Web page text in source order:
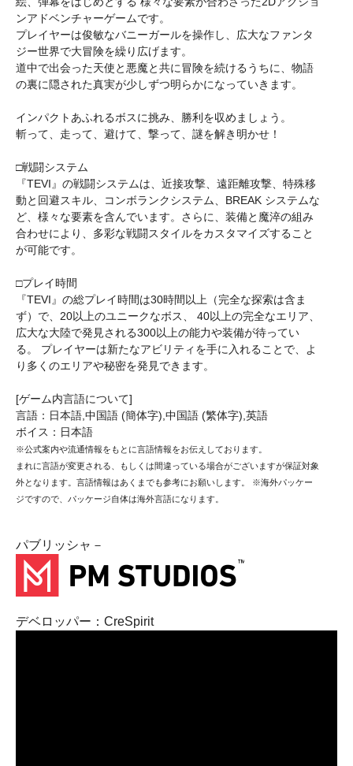
ンアドベンチャーゲームです。
プレイヤーは俊敏なバニーガールを操作し、広大なファンタ
ジー世界で大冒険を繰り広げます。
道中で出会った天使と悪魔と共に冒険を続けるうちに、物語
の裏に隠された真実が少しずつ明らかになっていきます。
インパクトあふれるボスに挑み、勝利を収めましょう。
斬って、走って、避けて、撃って、謎を解き明かせ！
□戦闘システム
『TEVI』の戦闘システムは、近接攻撃、遠距離攻撃、特殊移
動と回避スキル、コンボランクシステム、BREAK システムな
ど、様々な要素を含んでいます。さらに、装備と魔淬の組み
合わせにより、多彩な戦闘スタイルをカスタマイズすること
が可能です。
□プレイ時間
『TEVI』の総プレイ時間は30時間以上（完全な探索は含ま
ず）で、20以上のユニークなボス、 40以上の完全なエリア、
広大な大陸で発見される300以上の能力や装備が待ってい
る。 プレイヤーは新たなアビリティを手に入れることで、よ
り多くのエリアや秘密を発見できます。
[ゲーム内言語について]
言語：日本語,中国語 (簡体字),中国語 (繁体字),英語
ボイス：日本語
※公式案内や流通情報をもとに言語情報をお伝えしております。
まれに言語が変更される、もしくは間違っている場合がございますが保証対象
外となります。言語情報はあくまでも参考にお願いします。 ※海外パッケー
ジですので、パッケージ自体は海外言語になります。
パブリッシャ－
デベロッパー：CreSpirit